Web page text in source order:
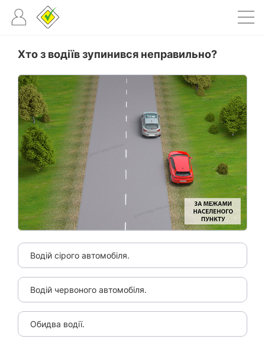
Хто з водіїв зупинився неправильно?
Водій сірого автомобіля.
Водій червоного автомобіля.
Обидва водії.